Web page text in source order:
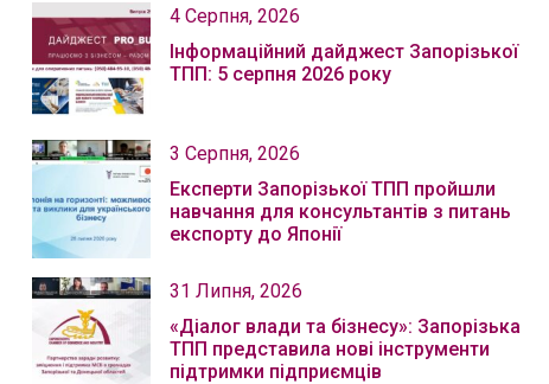
4 Серпня, 2026
Інформаційний дайджест Запорізької
ТПП: 5 серпня 2026 року
3 Серпня, 2026
Експерти Запорізької ТПП пройшли
навчання для консультантів з питань
експорту до Японії
31 Липня, 2026
«Діалог влади та бізнесу»: Запорізька
ТПП представила нові інструменти
підтримки підприємців